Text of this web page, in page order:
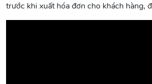
trước khi xuất hóa đơn cho khách hàng,